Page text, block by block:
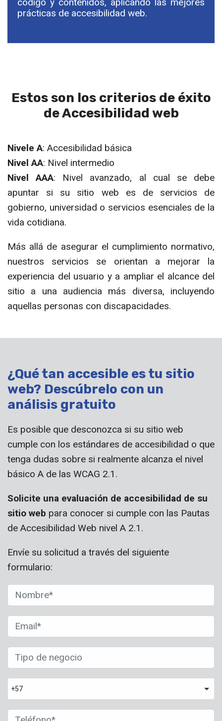
prácticas de accesibilidad web.
Estos son los criterios de éxito
de Accesibilidad web
Nivele A: Accesibilidad básica
Nivel AA: Nivel intermedio
Nivel AAA: Nivel avanzado, al cual se debe
apuntar si su sitio web es de servicios de
gobierno, universidad o servicios esenciales de la
vida cotidiana.
Más allá de asegurar el cumplimiento normativo,
nuestros servicios se orientan a mejorar la
experiencia del usuario y a ampliar el alcance del
sitio a una audiencia más diversa, incluyendo
aquellas personas con discapacidades.
¿Qué tan accesible es tu sitio
web? Descúbrelo con un
análisis gratuito
Es posible que desconozca si su sitio web
cumple con los estándares de accesibilidad o que
tenga dudas sobre si realmente alcanza el nivel
básico A de las WCAG 2.1.
Solicite una evaluación de accesibilidad de su
sitio web para conocer si cumple con las Pautas
de Accesibilidad Web nivel A 2.1.
Envíe su solicitud a través del siguiente
formulario:
+57